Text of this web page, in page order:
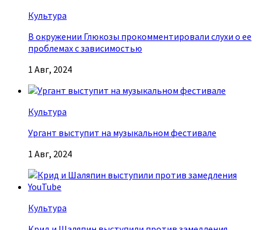
Культура
В окружении Глюкозы прокомментировали слухи о ее
проблемах с зависимостью
1 Авг, 2024
Культура
Ургант выступит на музыкальном фестивале
1 Авг, 2024
Культура